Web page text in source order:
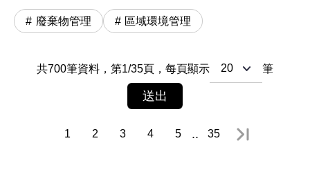
廢棄物管理 區域環境管理
共700筆資料，第1/35頁，每頁顯示 筆
送出
1 2 3 4 5 .. 35 最末頁